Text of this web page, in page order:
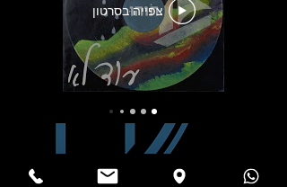
צפייה בסרטון